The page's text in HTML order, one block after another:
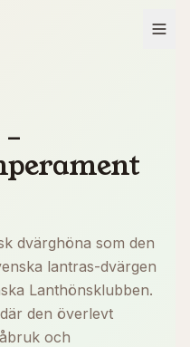
dvärghöna som den
lantras-dvärgen
Lanthönsklubben.
den överlevt
och